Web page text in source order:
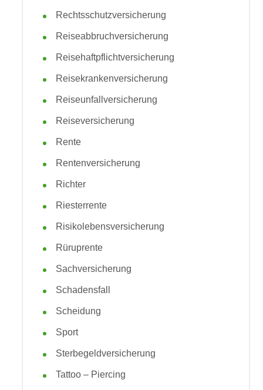
Rechtsschutzversicherung
Reiseabbruchversicherung
Reisehaftpflichtversicherung
Reisekrankenversicherung
Reiseunfallversicherung
Reiseversicherung
Rente
Rentenversicherung
Richter
Riesterrente
Risikolebensversicherung
Rüruprente
Sachversicherung
Schadensfall
Scheidung
Sport
Sterbegeldversicherung
Tattoo – Piercing